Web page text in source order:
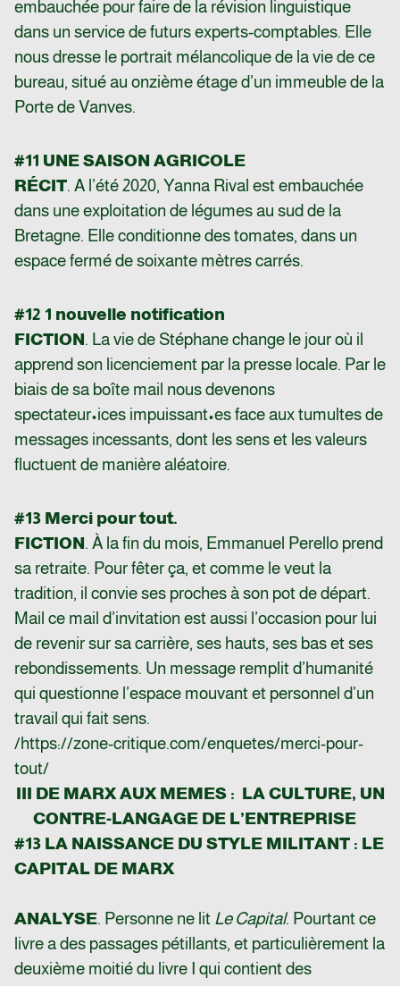
embauchée pour faire de la révision linguistique
dans un service de futurs experts-comptables. Elle
nous dresse le portrait mélancolique de la vie de ce
bureau, situé au onzième étage d’un immeuble de la
Porte de Vanves.
#11 UNE SAISON AGRICOLE
RÉCIT. A l’été 2020, Yanna Rival est embauchée
dans une exploitation de légumes au sud de la
Bretagne. Elle conditionne des tomates, dans un
espace fermé de soixante mètres carrés.
#12 1 nouvelle notification
FICTION. La vie de Stéphane change le jour où il
apprend son licenciement par la presse locale. Par le
biais de sa boîte mail nous devenons
spectateur•ices impuissant•es face aux tumultes de
messages incessants, dont les sens et les valeurs
fluctuent de manière aléatoire.
#13 Merci pour tout.
FICTION. À la fin du mois, Emmanuel Perello prend
sa retraite. Pour fêter ça, et comme le veut la
tradition, il convie ses proches à son pot de départ.
Mail ce mail d’invitation est aussi l’occasion pour lui
de revenir sur sa carrière, ses hauts, ses bas et ses
rebondissements. Un message remplit d’humanité
qui questionne l’espace mouvant et personnel d’un
travail qui fait sens.
/https://zone-critique.com/enquetes/merci-pour-
tout/
III DE MARX AUX MEMES : LA CULTURE, UN
CONTRE-LANGAGE DE L’ENTREPRISE
#13 LA NAISSANCE DU STYLE MILITANT : LE
CAPITAL DE MARX
ANALYSE. Personne ne lit Le Capital. Pourtant ce
livre a des passages pétillants, et particulièrement la
deuxième moitié du livre I qui contient des